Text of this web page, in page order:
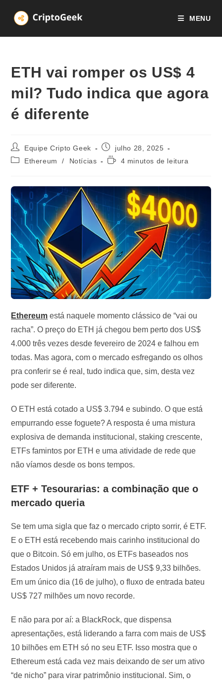
MENU
ETH vai romper os US$ 4
mil? Tudo indica que agora
é diferente
Autor
do
post:
Equipe Cripto Geek
Post
publicado:
julho 28, 2025
Categoria
Ethereum / Notícias
Tempo4 minutos de leitura
Ethereum está naquele momento clássico de “vai ou
racha”. O preço do ETH já chegou bem perto dos US$
4.000 três vezes desde fevereiro de 2024 e falhou em
todas. Mas agora, com o mercado esfregando os olhos
pra conferir se é real, tudo indica que, sim, desta vez
pode ser diferente.
O ETH está cotado a US$ 3.794 e subindo. O que está
empurrando esse foguete? A resposta é uma mistura
explosiva de demanda institucional, staking crescente,
ETFs famintos por ETH e uma atividade de rede que
não víamos desde os bons tempos.
ETF + Tesourarias: a combinação que o
mercado queria
Se tem uma sigla que faz o mercado cripto sorrir, é ETF.
E o ETH está recebendo mais carinho institucional do
que o Bitcoin. Só em julho, os ETFs baseados nos
Estados Unidos já atraíram mais de US$ 9,33 bilhões.
Em um único dia (16 de julho), o fluxo de entrada bateu
US$ 727 milhões um novo recorde.
E não para por aí: a BlackRock, que dispensa
apresentações, está liderando a farra com mais de US$
10 bilhões em ETH só no seu ETF. Isso mostra que o
Ethereum está cada vez mais deixando de ser um ativo
“de nicho” para virar patrimônio institucional. Sim, o